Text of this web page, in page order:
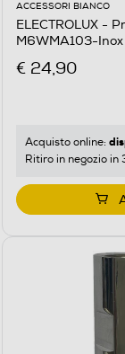
ACCESSORI BIANCO
ELECTROLUX -
M6WMA103-Inox
€ 24,90
Acquisto online:
Ritiro in negozio